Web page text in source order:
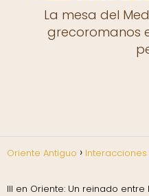
La mesa del
grecoromanos
Oriente Antiguo
III en Oriente: Un reinado